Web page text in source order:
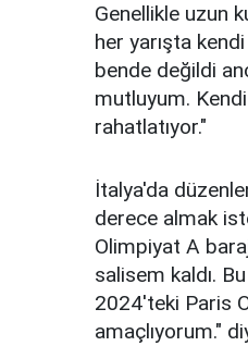
Genellikle uzun
her yarışta
bende değildi
mutluyum.
rahatlatıyor."
İtalya'da
derece almak
Olimpiyat A
salisem kaldı.
2024'teki Paris
amaçlıyorum."